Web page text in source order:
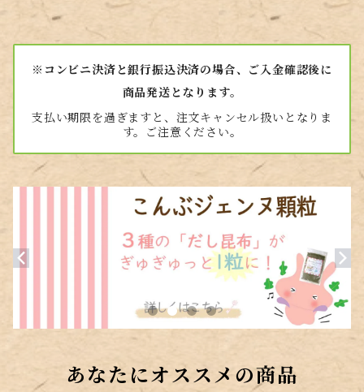
※コンビニ決済と銀行振込決済の場合、ご入金確認後に
商品発送となります。
支払い期限を過ぎますと、注文キャンセル扱いとなりま
す。ご注意ください。
あなたにオススメの商品